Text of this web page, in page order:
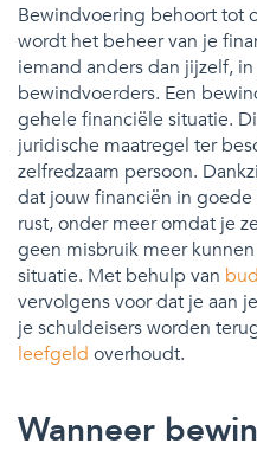
Bewindvoering behoort tot
wordt het beheer van je
iemand anders dan jijzelf,
bewindvoerders. Een
gehele financiële situatie.
juridische maatregel ter
zelfredzaam persoon.
dat jouw financiën in
rust, onder meer omdat je
geen misbruik meer
situatie. Met behulp van
vervolgens voor dat je aan
je schuldeisers worden
leefgeld overhoudt.
Wanneer